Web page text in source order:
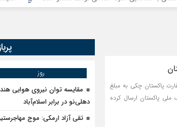
پاکستان چکی به مبلغ
به بانک ملی پاکستان ارسال کرده
روز
مقایسه توان نیروی هوایی
دهلی‌نو در برابر اسلام‌آباد
تقی آزاد ارمکی: موج